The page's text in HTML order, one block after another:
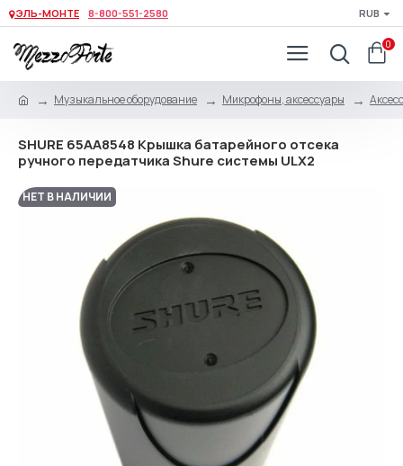
ЭЛЬ-МОНТЕ 8-800-551-2580 RUB
0
Музыкальное оборудование Микрофоны, аксессуары
SHURE 65AA8548 Крышка батарейного отсека
ручного передатчика Shure системы ULX2
НЕТ В НАЛИЧИИ